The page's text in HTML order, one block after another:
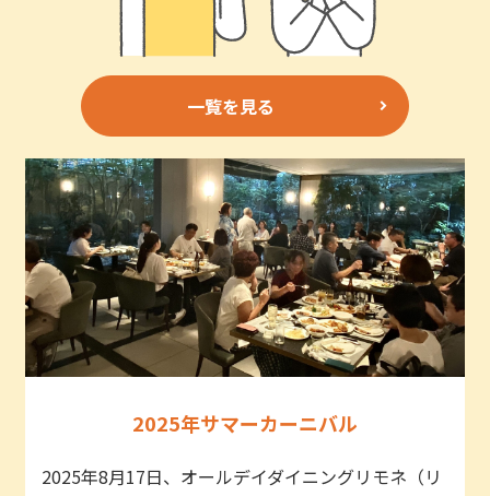
一覧を見る
2025年サマーカーニバル
2025年8月17日、オールデイダイニングリモネ（リ